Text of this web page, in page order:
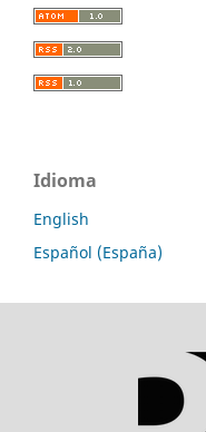
Idioma
English
Español (España)